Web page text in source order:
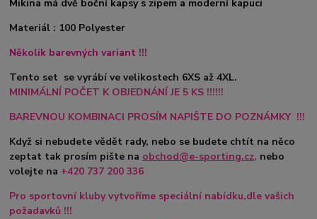
Mikina má dvě boční kapsy s zipem a moderní kapuci
Materiál : 100 Polyester
Několik barevných variant !!!
Tento set se vyrábí ve velikostech 6XS až 4XL.
MINIMÁLNÍ POČET K OBJEDNÁNÍ JE 5 KS !!!!!!
BAREVNOU KOMBINACI PROSÍM NAPIŠTE DO POZNÁMKY !!!
Když si nebudete vědět rady, nebo se budete chtít na něco
zeptat tak prosím pište na obchod@e-sporting.cz, nebo
volejte na +420 737 200 336
Pro sportovní kluby vytvoříme speciální nabídku,dle vašich
požadavků !!!